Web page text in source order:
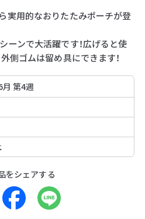
実用的なおりたたみポーチが登
ーンで大活躍です！広げると使
側ゴムは留め具にできます！
第4週
をシェアする